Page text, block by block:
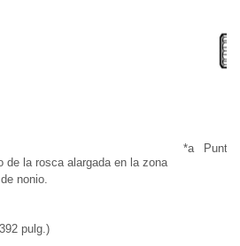
de la rosca alargada en la zona
nonio.
pulg.)
*a Punto